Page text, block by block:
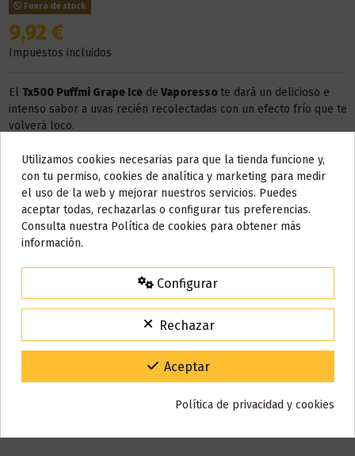
Fuera de stock
9,92 €
Impuestos incluidos
El Tx500 Puffmi Grape Icede Vaporessote dará un delicioso e
intenso sabor a uvas recién recolectadas con un efecto frío que te
volverá loco.
Este dispositivo es
, de usar y tirar. No necesita
cargador ni ningún tipo de recambio.
número de caladasaproximadas que puede ofrecerte es500
Selecciona elnivel de nicotina que más se adapte tus
necesidades,elige entre 0mg, 10mg ó 20mg.
Do not show again.
AVISO IMPORTANTE
Nos tomamos unos días
15% de descuento
Código:VACACIONES15
Gracias por tu paciencia y por seguir confiando en nosotros.
Utilizamos cookies necesarias para que la tienda funcione y,
con tu permiso, cookies de analítica y marketing para medir
el uso de la web y mejorar nuestros servicios. Puedes
aceptar todas, rechazarlas o configurar tus preferencias.
Consulta nuestra Política de cookies para obtener más
información.
Configurar
Rechazar
Aceptar
Política de privacidad y cookies